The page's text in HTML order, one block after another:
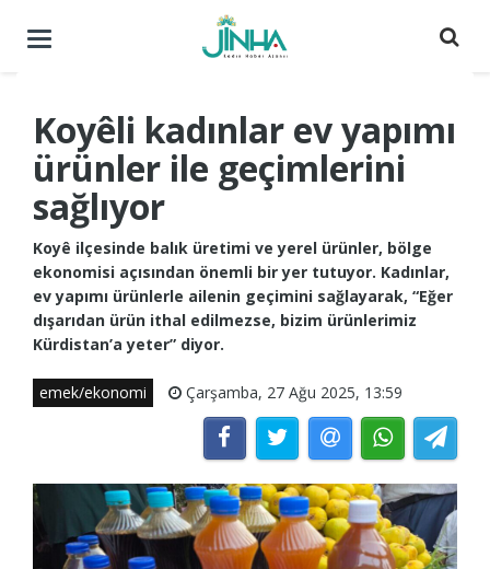
Menüyü
Koyêli kadınlar ev yapımı
ürünler ile geçimlerini
sağlıyor
Koyê ilçesinde balık üretimi ve yerel ürünler, bölge
ekonomisi açısından önemli bir yer tutuyor. Kadınlar,
ev yapımı ürünlerle ailenin geçimini sağlayarak, “Eğer
dışarıdan ürün ithal edilmezse, bizim ürünlerimiz
Kürdistan’a yeter” diyor.
emek/ekonomi Çarşamba, 27 Ağu 2025, 13:59